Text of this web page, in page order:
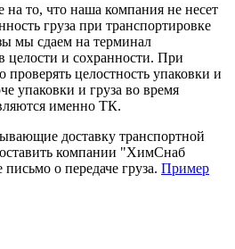
то, что наша компания не несет
груза при транспортировке
мы сдаем на терминал
целости и сохранности. При
проверять целостность упаковки и
упаковки и груза во время
именно ТК.
доставку транспортной
компании "ХимСнаб
о передаче груза. Пример